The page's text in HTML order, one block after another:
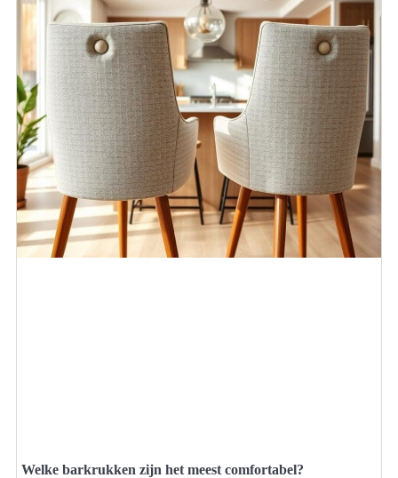
Welke barkrukken zijn het meest comfortabel?